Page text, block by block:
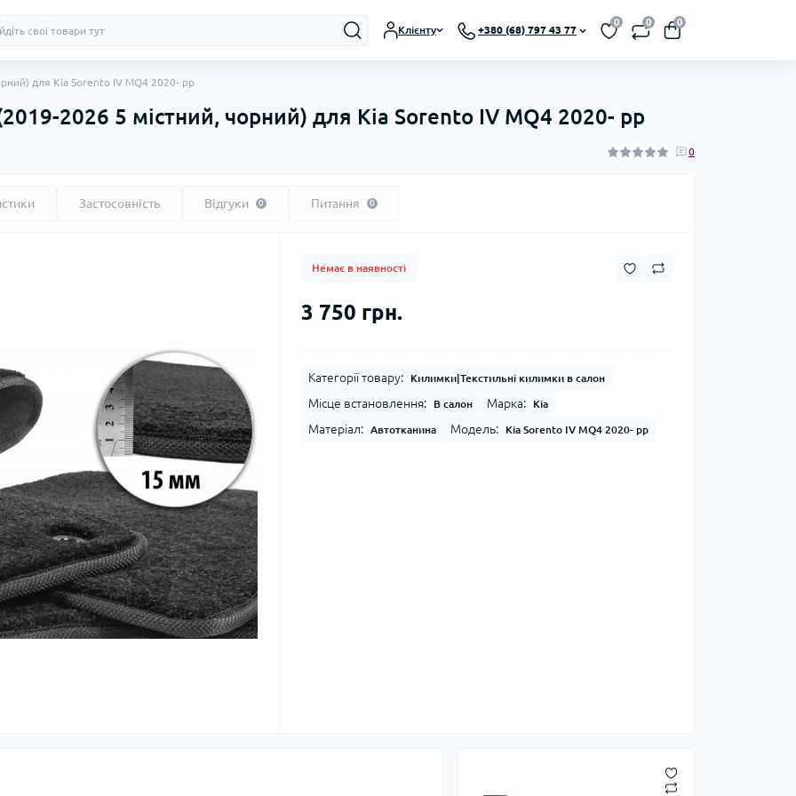
Клієнту +380 (68) 797 43 77
0 0 0
для Kia Sorento IV MQ4 2020- рр
2026 5 містний, чорний) для Kia Sorento IV MQ4 2020- рр
0
Застосовність Відгуки 0 Питання 0
Немає в наявності
3 750 грн.
Категорії товару: Килимки|Текстильні килимки в салон
Місце встановлення: В салон Марка: Kia
Матеріал: Автотканина Модель: Kia Sorento IV MQ4 2020- рр